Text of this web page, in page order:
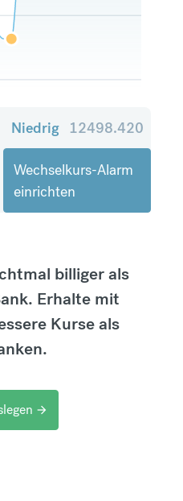
Niedrig 12498.420
Wechselkurs-Alarm
einrichten
billiger als
Erhalte mit
Kurse als
arrow_forward